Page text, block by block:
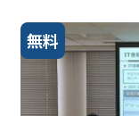
無料